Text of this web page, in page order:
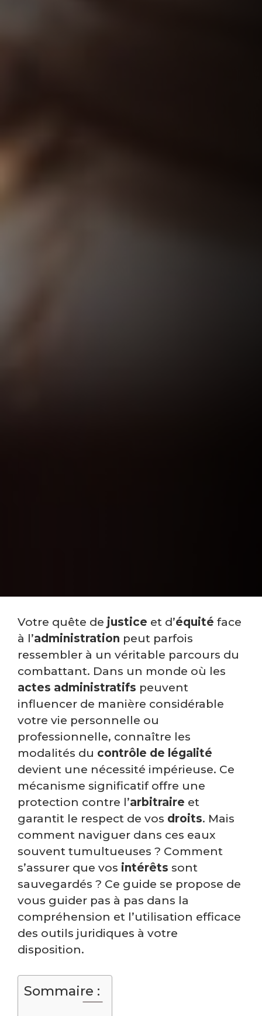
Votre quête de justice et d’équité face
à l’administration peut parfois
ressembler à un véritable parcours du
combattant. Dans un monde où les
actes administratifs peuvent
influencer de manière considérable
votre vie personnelle ou
professionnelle, connaître les
modalités du contrôle de légalité
devient une nécessité impérieuse. Ce
mécanisme significatif offre une
protection contre l’arbitraire et
garantit le respect de vos droits. Mais
comment naviguer dans ces eaux
souvent tumultueuses ? Comment
s’assurer que vos intérêts sont
sauvegardés ? Ce guide se propose de
vous guider pas à pas dans la
compréhension et l’utilisation efficace
des outils juridiques à votre
disposition.
Sommaire :